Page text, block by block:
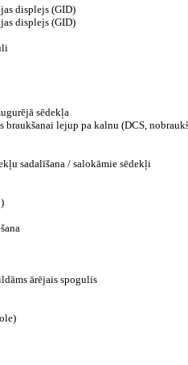
displejs (GID)
displejs (GID)
sēdekļa
braukšanai lejup pa kalnu (DCS,
sadalīšana / salokāmie sēdekļi
ārējais spogulis